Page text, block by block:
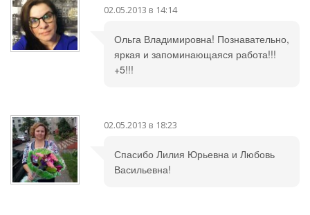
02.05.2013 в 14:14
Ольга Владимировна! Познавательно,
яркая и запоминающаяся работа!!!
+5!!!
02.05.2013 в 18:23
Спасибо Лилия Юрьевна и Любовь
Васильевна!